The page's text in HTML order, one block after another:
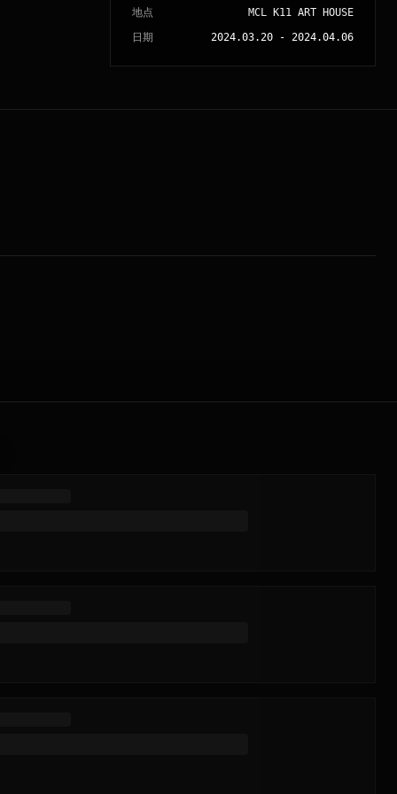
地点
MCL K11 ART HOUSE
日期
2024.03.20 - 2024.04.06